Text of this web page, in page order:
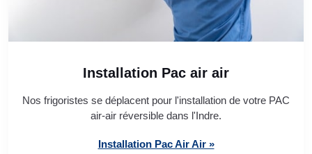
Installation Pac air air
Nos frigoristes se déplacent pour l'installation de votre PAC
air-air réversible dans l'Indre.
Installation Pac Air Air »